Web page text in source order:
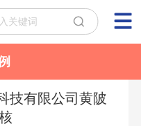
技有限公司黄陂